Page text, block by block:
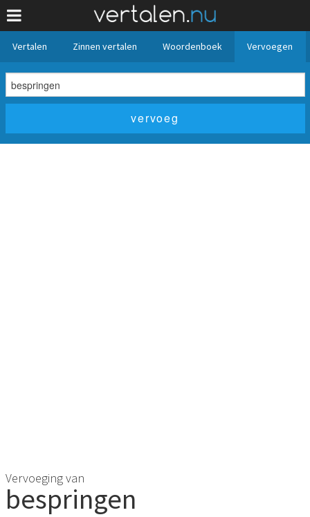
Vertalen Zinnen vertalen Woordenboek Vervoegen
Vervoeging van
bespringen